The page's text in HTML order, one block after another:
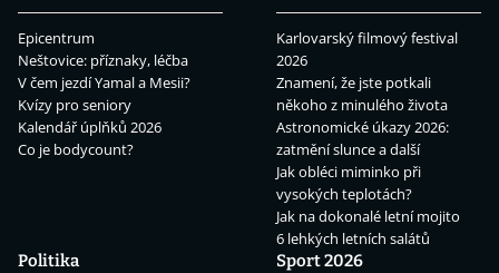
Epicentrum
Neštovice: příznaky, léčba
V čem jezdí Yamal a Mesii?
Kvízy pro seniory
Kalendář úplňků 2026
Co je bodycount?
Karlovarský filmový festival
2026
Znamení, že jste potkali
někoho z minulého života
Astronomické úkazy 2026:
zatmění slunce a další
Jak obléci miminko při
vysokých teplotách?
Jak na dokonalé letní mojito
6 lehkých letních salátů
Politika
Sport 2026